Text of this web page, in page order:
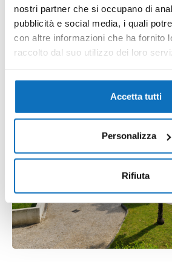
nostri partner che si occupano di
pubblicità e social media, i quali
con altre informazioni che ha fornito
raccolto dal suo utilizzo dei loro
Accetta tutti
Personalizza
Rifiuta
Wohnung
Preis anfragen